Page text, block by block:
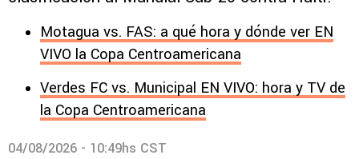
Motagua vs. FAS: a qué hora y dónde ver EN
VIVO la Copa Centroamericana
Verdes FC vs. Municipal EN VIVO: hora y TV de
la Copa Centroamericana
04/08/2026 - 10:49hs CST